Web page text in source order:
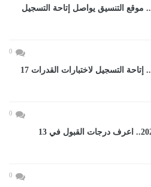
تنسيق الجامعات 2026.. موقع التنسيق يواصل إتاحة التسجيل
0
تنسيق الجامعات 2026.. إتاحة التسجيل لاختبارات القدرات 17
0
تنسيق الثانوى العام 2027.. اعرف درجات القبول في 13
0